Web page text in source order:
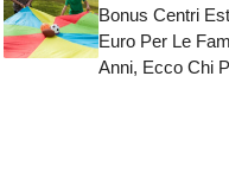
Bonus Centri
Euro Per Le
Anni, Ecco Chi